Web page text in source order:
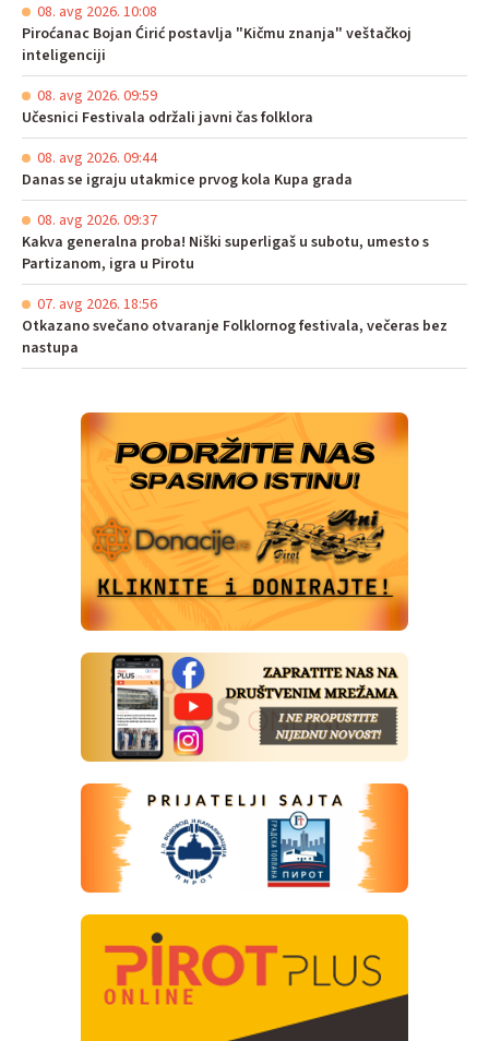
08. avg 2026. 10:08
Piroćanac Bojan Ćirić postavlja "Kičmu znanja" veštačkoj
inteligenciji
08. avg 2026. 09:59
Učesnici Festivala održali javni čas folklora
08. avg 2026. 09:44
Danas se igraju utakmice prvog kola Kupa grada
08. avg 2026. 09:37
Kakva generalna proba! Niški superligaš u subotu, umesto s
Partizanom, igra u Pirotu
07. avg 2026. 18:56
Otkazano svečano otvaranje Folklornog festivala, večeras bez
nastupa